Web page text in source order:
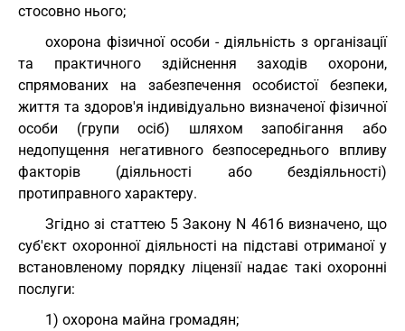
стосовно нього;
охорона фізичної особи - діяльність з організації
та практичного здійснення заходів охорони,
спрямованих на забезпечення особистої безпеки,
життя та здоров'я індивідуально визначеної фізичної
особи (групи осіб) шляхом запобігання або
недопущення негативного безпосереднього впливу
факторів (діяльності або бездіяльності)
протиправного характеру.
Згідно зі статтею 5 Закону N 4616 визначено, що
суб'єкт охоронної діяльності на підставі отриманої у
встановленому порядку ліцензії надає такі охоронні
послуги:
1) охорона майна громадян;